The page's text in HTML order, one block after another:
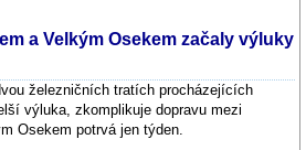
a Velkým Osekem začaly výluky
železničních tratích procházejících
výluka, zkomplikuje dopravu mezi
Osekem potrvá jen týden.